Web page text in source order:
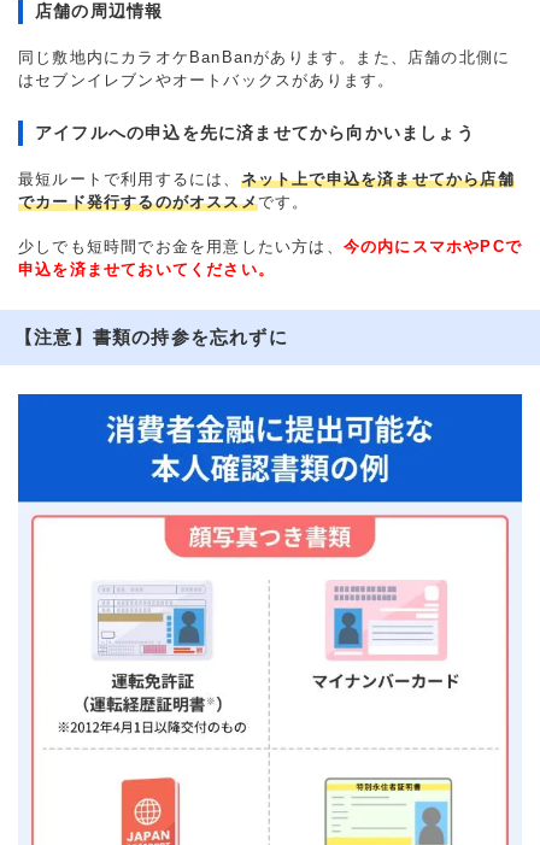
店舗の周辺情報
同じ敷地内にカラオケBanBanがあります。また、店舗の北側に
はセブンイレブンやオートバックスがあります。
アイフルへの申込を先に済ませてから向かいましょう
最短ルートで利用するには、 ネット上で申込を済ませてから店舗
でカード発行するのがオススメです。
少しでも短時間でお金を用意したい方は、 今の内にスマホやPCで
申込を済ませておいてください。
【注意】書類の持参を忘れずに